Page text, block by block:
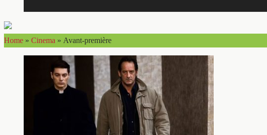
Home » Cinema » Avant-première